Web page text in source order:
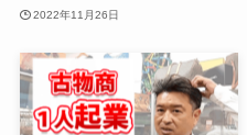
2022年11月26日